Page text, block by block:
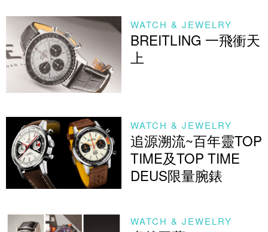
WATCH & JEWELRY
BREITLING 一飛衝天
上
WATCH & JEWELRY
追源溯流~百年靈TOP
TIME及TOP TIME
DEUS限量腕錶
WATCH & JEWELRY